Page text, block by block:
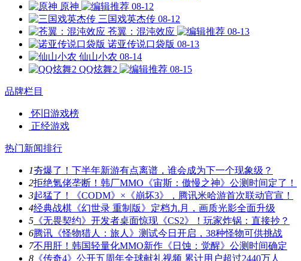
原神
08-12
三国戏英杰传 08-12
苍翼：混沌效应
08-13
诺亚传说口袋版 08-13
仙山小农 08-14
QQ炫舞2
08-15
品牌栏目
怀旧游戏榜
正经游戏
热门新闻排行
1夯爆了！下半年新游有点离谱，谁会成为下一个现象级？
2拒绝氪佬垄断！韩厂MMO《宙斯：傲慢之神》公测时间定了！
3起猛了！《CODM》×《崩坏3》，腾讯米哈游首次联动官宣！
4经典战棋《幻世录 重制版》定档九月，画质光影全面升级
5 《无畏契约》开发者桌面惊现《CS2》！玩家炸锅：直接抄？
6腾讯《怪物猎人：旅人》测试今日开启，38种怪物可供挑战
7不用肝！韩国轻量化MMO新作《日蚀：觉醒》公测时间确定
8 《传奇4》公开五周年全球献礼视频 累计用户超过2440万人